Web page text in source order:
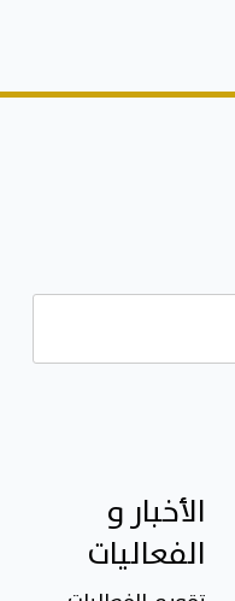
الأخبار و
الفعاليات